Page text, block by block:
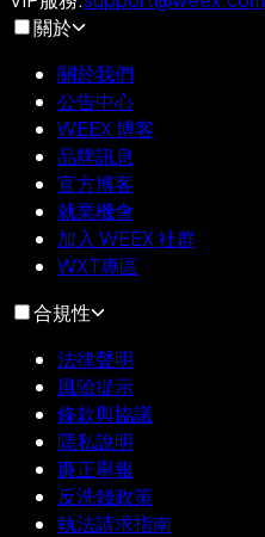
關於
關於我們
公告中心
WEEX 博客
品牌訊息
官方博客
就業機會
加入 WEEX 社群
WXT專區
合規性
法律聲明
風險提示
條款與協議
隱私說明
廉正舉報
反洗錢政策
執法請求指南